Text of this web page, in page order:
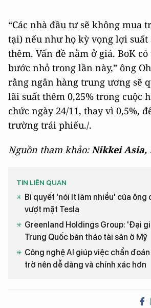
“Các nhà đầu tư sẽ không mua
tại) nếu như họ kỳ vọng lợi suất
thêm. Vấn đề nằm ở giá. BoK
bước nhỏ trong lần này,” ông
rằng ngân hàng trung ương sẽ
lãi suất thêm 0,25% trong cuộc
chức ngày 24/11, thay vì 0,5%,
trường trái phiếu./.
Nguồn tham khảo:Nikkei Asia,
TIN LIÊN QUAN
Bí quyết 'nói ít làm nhiều' của ông
vượt mặt Tesla
Greenland Holdings Group: 'Đại
Trung Quốc bán tháo tài sản ở Mỹ
Công nghệ AI giúp việc chẩn
trở nên dễ dàng và chính xác hơn